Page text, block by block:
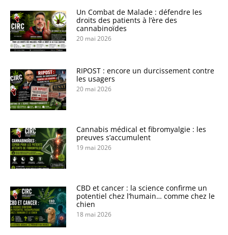
Un Combat de Malade : défendre les
droits des patients à l’ère des
cannabinoïdes
20 mai 2026
RIPOST : encore un durcissement contre
les usagers
20 mai 2026
Cannabis médical et fibromyalgie : les
preuves s’accumulent
19 mai 2026
CBD et cancer : la science confirme un
potentiel chez l’humain… comme chez le
chien
18 mai 2026